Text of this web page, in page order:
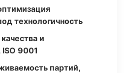
технологичность
и
ISO 9001
партий,